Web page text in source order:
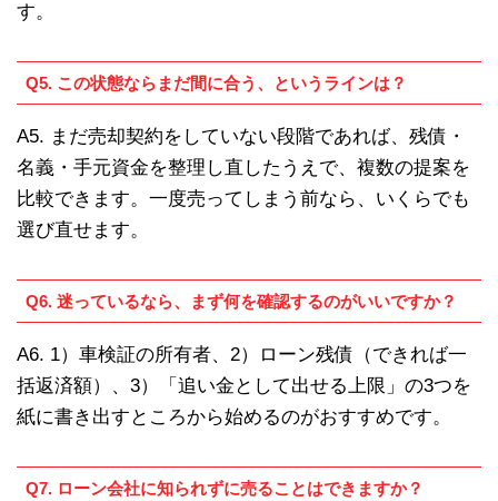
す。
Q5. この状態ならまだ間に合う、というラインは？
A5. まだ売却契約をしていない段階であれば、残債・
名義・手元資金を整理し直したうえで、複数の提案を
比較できます。一度売ってしまう前なら、いくらでも
選び直せます。
Q6. 迷っているなら、まず何を確認するのがいいですか？
A6. 1）車検証の所有者、2）ローン残債（できれば一
括返済額）、3）「追い金として出せる上限」の3つを
紙に書き出すところから始めるのがおすすめです。
Q7. ローン会社に知られずに売ることはできますか？